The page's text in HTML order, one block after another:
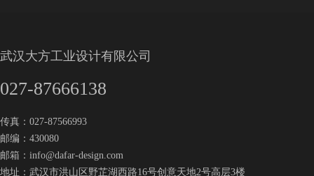
武汉大方工业设计有限公司
027-87666138
传真：027-87566993
邮编：430080
邮箱： info@dafar-design.com
地址：武汉市洪山区野芷湖西路16号创意天地2号高层3楼